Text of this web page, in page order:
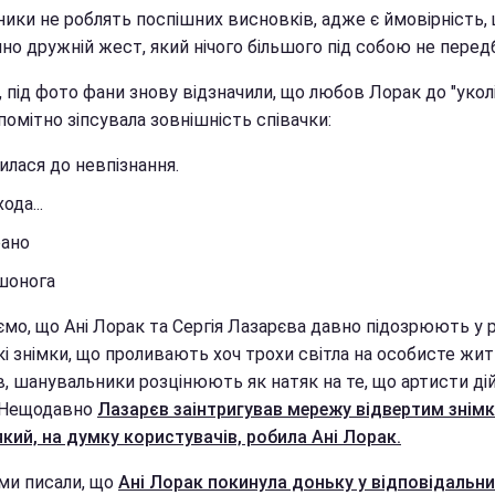
не роблять поспішних висновків, адже є
дружній жест, який нічого більшого під собою не
під фото фани знову відзначили, що любов Лорак до
зіпсувала зовнішність співачки:
до невпізнання.
що Ані Лорак та Сергія Лазарєва давно підозрюють у
знімки, що проливають хоч трохи світла на особисте
шанувальники розцінюють як натяк на те, що артисти
Лазарєв заінтригував мережу відвертим
на думку користувачів, робила Ані Лорак.
писали, що Ані Лорак покинула доньку у